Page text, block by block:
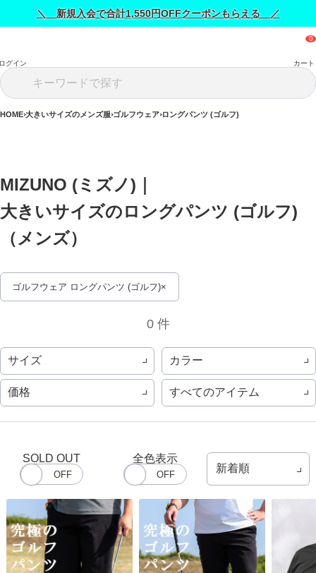
＼ 新規入会で合計1,550円OFFクーポンもらえる ／
グイン カート
HOME 大きいサイズのメンズ服 ゴルフウェア ロングパンツ (ゴルフ)
MIZUNO (ミズノ)｜
大きいサイズのロングパンツ (ゴルフ)
（メンズ）
ゴルフウェア ロングパンツ (ゴルフ)
0 件
サイズ カラー
価格 すべてのアイテム
SOLD OUT 全色表示